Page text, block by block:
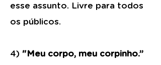
esse assunto. Livre para todos
os públicos.
4) "Meu corpo, meu corpinho.”